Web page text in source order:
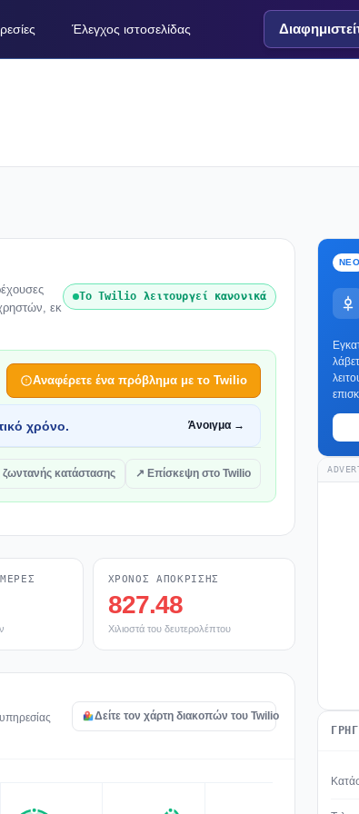
Έλεγχος ιστοσελίδας
εκ
Το Twilio λειτουργεί κανονικά
Αναφέρετε ένα πρόβλημα με το Twilio
χρόνο. Άνοιγμα →
κατάστασης ↗ Επίσκεψη στο Twilio
ΧΡΌΝΟΣ ΑΠΌΚΡΙΣΗΣ
827.48
Χιλιοστά του δευτερολέπτου
Δείτε τον χάρτη διακοπών του Twilio
ΝΕΟ